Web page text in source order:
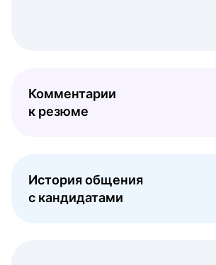
Комментарии
к резюме
История общения
с кандидатами